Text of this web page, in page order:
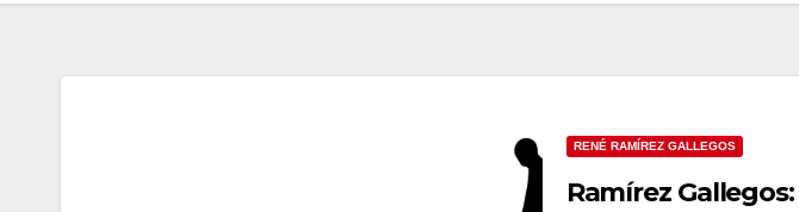
RENÉ RAMÍREZ GALLEGOS
Ramírez